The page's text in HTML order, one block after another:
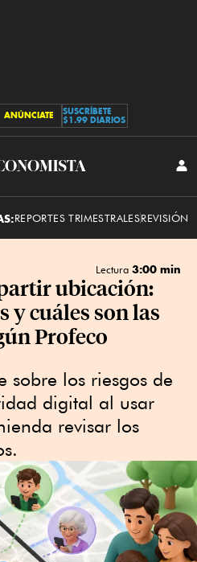
ANÚNCIATE
SUSCRÍBETE
$1.99 DIARIOS
El
REPORTES TRIMESTRALESREVISIÓN
Lectura 3:00 min
ubicación:
y cuáles son las
Profeco
sobre los riesgos de
digital al usar
revisar los